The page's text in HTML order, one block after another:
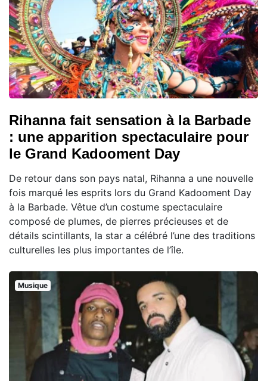
Rihanna fait sensation à la Barbade
: une apparition spectaculaire pour
le Grand Kadooment Day
De retour dans son pays natal, Rihanna a une nouvelle
fois marqué les esprits lors du Grand Kadooment Day
à la Barbade. Vêtue d’un costume spectaculaire
composé de plumes, de pierres précieuses et de
détails scintillants, la star a célébré l’une des traditions
culturelles les plus importantes de l’île.
Musique